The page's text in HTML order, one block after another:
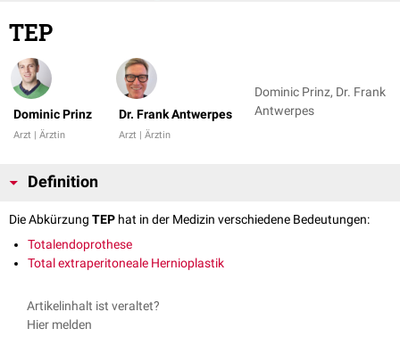
TEP
Dominic Prinz
Arzt | Ärztin
Dr. Frank Antwerpes
Arzt | Ärztin
Dominic Prinz, Dr. Frank
Antwerpes
Definition
Die Abkürzung TEP hat in der Medizin verschiedene Bedeutungen:
Totalendoprothese
Total extraperitoneale Hernioplastik
Artikelinhalt ist veraltet?
Hier melden